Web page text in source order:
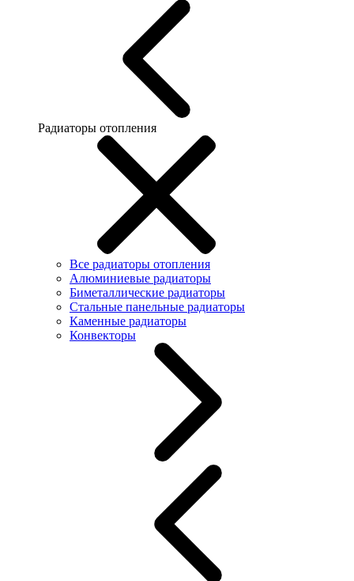
Радиаторы отопления
Все радиаторы отопления
Алюминиевые радиаторы
Биметаллические радиаторы
Стальные панельные радиаторы
Каменные радиаторы
Конвекторы